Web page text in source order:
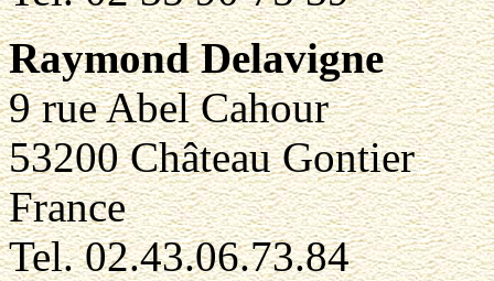
Raymond Delavigne
9 rue Abel Cahour
53200 Château Gontier
France
Tel. 02.43.06.73.84